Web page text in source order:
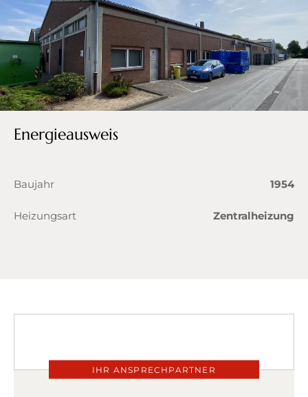
Energieausweis
Baujahr 1954
Heizungsart Zentralheizung
IHR ANSPRECHPARTNER